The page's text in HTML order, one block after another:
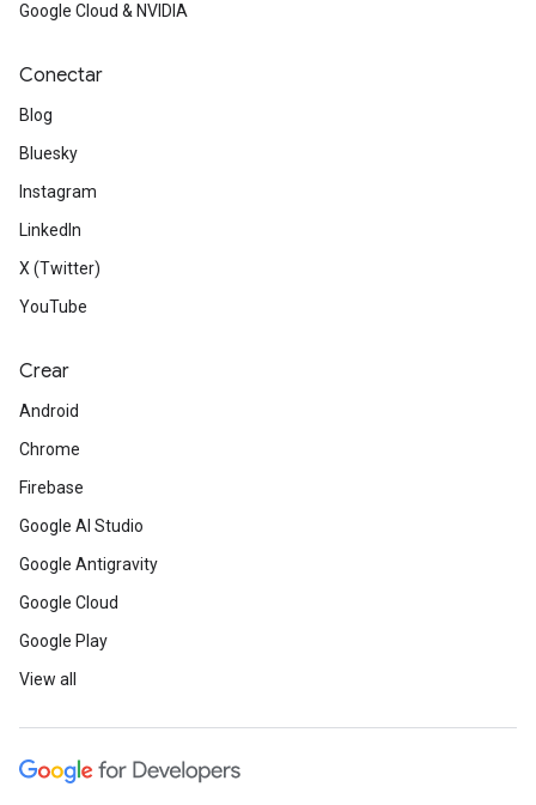
Google Cloud & NVIDIA
Conectar
Blog
Bluesky
Instagram
LinkedIn
X (Twitter)
YouTube
Crear
Android
Chrome
Firebase
Google AI Studio
Google Antigravity
Google Cloud
Google Play
View all